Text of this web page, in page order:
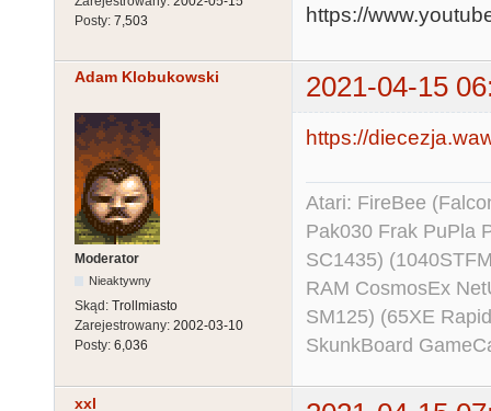
Posty: 7,503
https://
Adam Klobukowski 2021-04-15
Moderator
Nieaktywny
Skąd: Trollmiasto
Zarejestrowany: 2002-03-10
Posty: 6,036
https://
Atari: FireBee
Pak030 Frak PuPla
SC1435)
RAM CosmosEx
SM125) (65XE
SkunkBoard
xxl